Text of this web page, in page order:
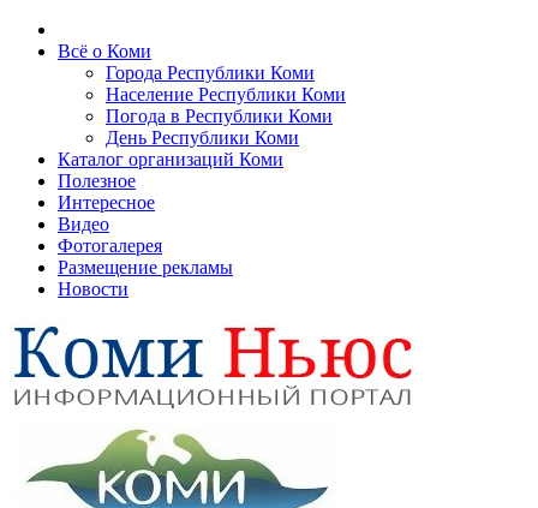
Всё о Коми
Города Республики Коми
Население Республики Коми
Погода в Республики Коми
День Республики Коми
Каталог организаций Коми
Полезное
Интересное
Видео
Фотогалерея
Размещение рекламы
Новости